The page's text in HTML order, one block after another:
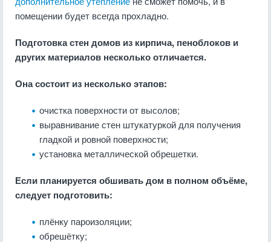
помещении будет всегда прохладно.
Подготовка стен домов из кирпича, пеноблоков и
других материалов несколько отличается.
Она состоит из несколько этапов:
очистка поверхности от высолов;
выравнивание стен штукатуркой для получения
гладкой и ровной поверхности;
установка металлической обрешетки.
Если планируется обшивать дом в полном объёме,
следует подготовить:
плёнку пароизоляции;
обрешётку;